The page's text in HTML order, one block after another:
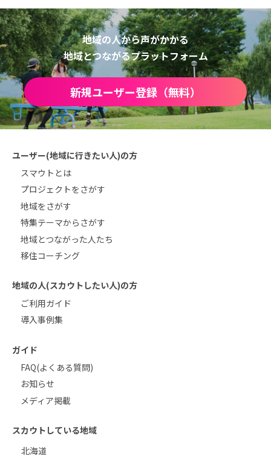
地域の人から声がかかる
地域とつながるプラットフォーム
新規ユーザー登録（無料）
ユーザー(地域に行きたい人)の方
スマウトとは
プロジェクトをさがす
地域をさがす
特集テーマからさがす
地域とつながった人たち
移住コーチング
地域の人(スカウトしたい人)の方
ご利用ガイド
導入事例集
ガイド
FAQ(よくある質問)
お知らせ
メディア掲載
スカウトしている地域
北海道